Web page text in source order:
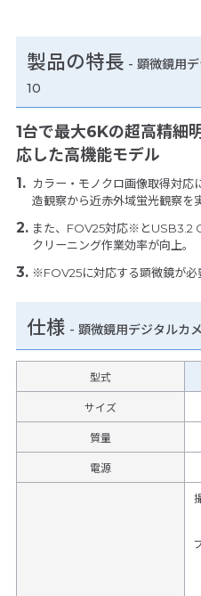
製品の特長 - 顕微鏡用
10
1台で最大6Kの超高精細
応した高機能モデル
カラー・モノクロ画像取得対応
造観察から近赤外域蛍光観察を
また、FOV25対応※とUSB3.2
クリーニング作業効率が向上。
※FOV25に対応する顕微鏡が必
仕様 - 顕微鏡用デジタル
型式
サイズ
質量
電源